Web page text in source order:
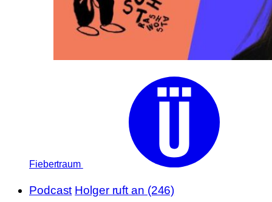
Fiebertraum
Podcast Holger ruft an (246)